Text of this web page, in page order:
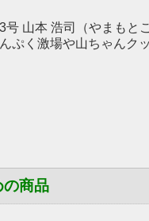
号 山本 浩司（やまもと
ぷく激場や山ちゃんク
の商品